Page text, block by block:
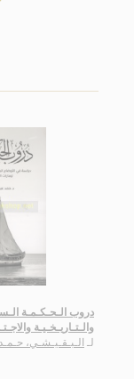
دروب الـحـكـمـة
والـتـاريـخـيـة
لـ الـبـقـيـشـي،